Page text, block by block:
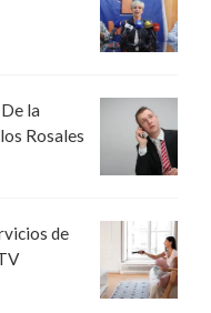
la
Rosales
de